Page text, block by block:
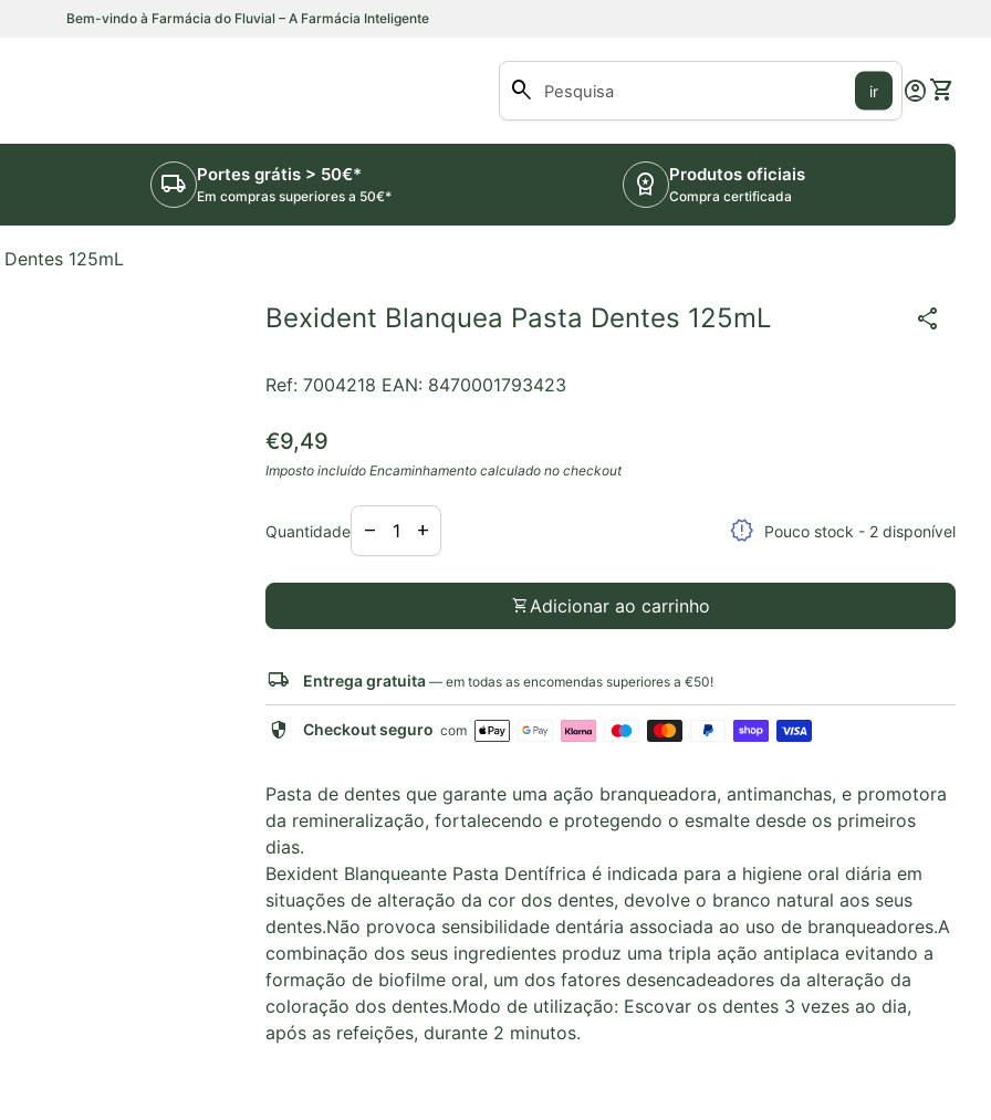
Bem-vindo à Farmácia do Fluvial – A Farmácia Inteligente
Pesquisar"
search ir Conta
account_circle Ver o
shopping_cart
local_shipping Portes grátis > 50€*
Em compras superiores a 50€* workspace_premium Produtos oficiais
Compra certificada
125mL
Bexident Blanquea Pasta Dentes 125mL share
Ref: 7004218 EAN: 8470001793423
Preço normal
€9,49
Imposto incluído Encaminhamento calculado no checkout
Quantidade
Diminuir a quantidade para
remove
Aumentar a quantidade para
add release_alert Pouco stock - 2 disponível
shopping_cartAdicionar ao carrinho
local_shipping Entrega gratuita — em todas as encomendas superiores a €50!
security Checkout seguro com
Pasta de dentes que garante uma ação branqueadora, antimanchas, e promotora
da remineralização, fortalecendo e protegendo o esmalte desde os primeiros
dias.
Bexident Blanqueante Pasta Dentífrica é indicada para a higiene oral diária em
situações de alteração da cor dos dentes, devolve o branco natural aos seus
dentes.Não provoca sensibilidade dentária associada ao uso de branqueadores.A
combinação dos seus ingredientes produz uma tripla ação antiplaca evitando a
formação de biofilme oral, um dos fatores desencadeadores da alteração da
coloração dos dentes.Modo de utilização: Escovar os dentes 3 vezes ao dia,
após as refeições, durante 2 minutos.